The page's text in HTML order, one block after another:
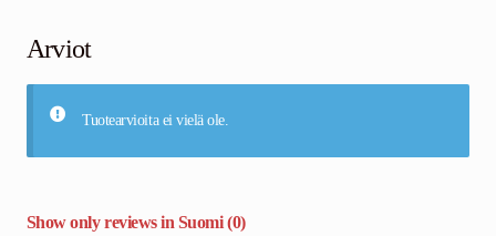
Arviot
Tuotearvioita ei vielä ole.
Show only reviews in Suomi (0)